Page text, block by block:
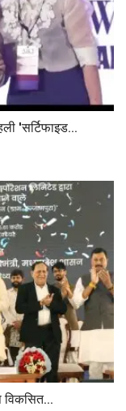
'सर्टिफाइड...
विकसित...